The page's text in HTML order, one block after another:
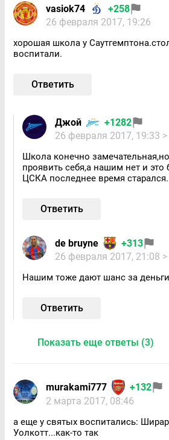
vasiok74
+258
26 февраля 2017, 19:26
хорошая школа у
воспитали.
Ответить
Джой
+1282
26 февраля 2017, 19:33
Школа конечно
проявить себя,а нашим нет и это
ЦСКА последнее время старался.
Ответить
de bruyne
+313
26 февраля 2017, 21:08
Нашим тоже дают шанс за деньги
Ответить
Показать еще ответы (3)
murakami777
+132
2 марта 2017, 08:46
а еще у святых воспитались:
Уолкотт...как-то так